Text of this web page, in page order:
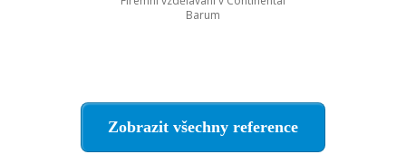
Barum
Zobrazit všechny reference